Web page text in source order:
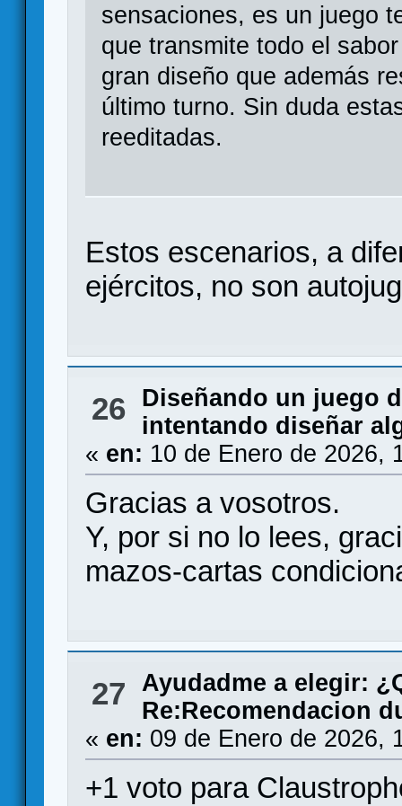
sensaciones, es un juego
que transmite todo el
gran diseño que además
último turno. Sin duda
reeditadas.
Estos escenarios, a
ejércitos, no son
26
Diseñando un juego
intentando diseñar
« en: 10 de Enero de 2026,
Gracias a vosotros.
Y, por si no lo lees,
mazos-cartas
27
Ayudadme a elegir:
Re:Recomendacion
« en: 09 de Enero de 2026,
+1 voto para